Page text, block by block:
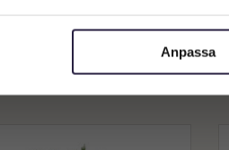
Anpassa
629kr
Lägg till i varukorg